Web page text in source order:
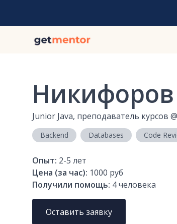
Junior Java, преподаватель курсов @
Backend Databases Code
Опыт: 2-5 лет
Цена (за час): 1000 руб
Получили помощь: 4человека
Оставить заявку